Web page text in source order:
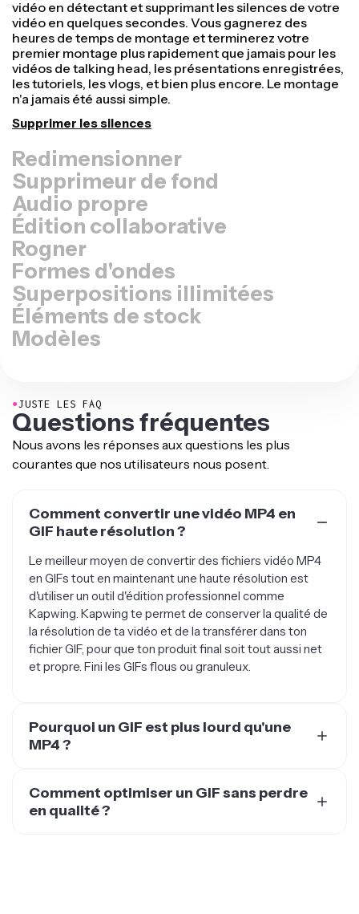
Transformez vos vidéos plus rapidement et rendez-les
plus professionnelles avec notre fonctionnalité Resize
Canvas ! En quelques clics seulement, vous pouvez
prendre une seule vidéo et l'adapter à la bonne taille
pour toutes les autres plateformes, que ce soit pour
TikTok, YouTube, Instagram, Twitter, Linkedin, ou
ailleurs.
Redimensionner la vidéo
Supprimeur de fond
Audio propre
Édition collaborative
Rogner
Formes d'ondes
Superpositions illimitées
Éléments de stock
Modèles
Questions fréquentes
Nous avons les réponses aux questions les plus
courantes que nos utilisateurs nous posent.
GIF haute résolution ?
en GIFs tout en maintenant une haute résolution est
d'utiliser un outil d'édition professionnel comme
Kapwing. Kapwing te permet de conserver la qualité de
la résolution de ta vidéo et de la transférer dans ton
fichier GIF, pour que ton produit final soit tout aussi net
et propre. Fini les GIFs flous ou granuleux.
MP4 ?
MP4. L'une des raisons est l'algorithme de compression
utilisé pour créer les fichiers : un GIF ne sera
en qualité ?